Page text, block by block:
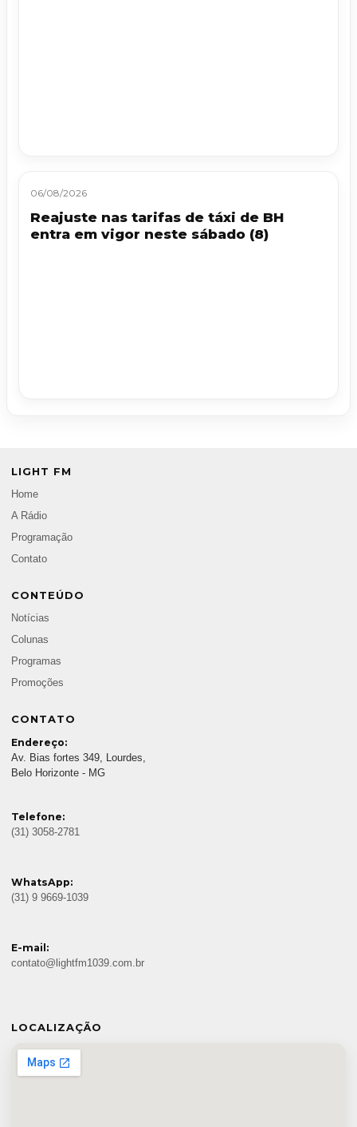
06/08/2026
Reajuste nas tarifas de táxi de BH
entra em vigor neste sábado (8)
LIGHT FM
Home
A Rádio
Programação
Contato
CONTEÚDO
Notícias
Colunas
Programas
Promoções
CONTATO
Endereço:
Av. Bias fortes 349, Lourdes,
Belo Horizonte - MG
Telefone:
(31) 3058-2781
WhatsApp:
(31) 9 9669-1039
E-mail:
contato@lightfm1039.com.br
LOCALIZAÇÃO